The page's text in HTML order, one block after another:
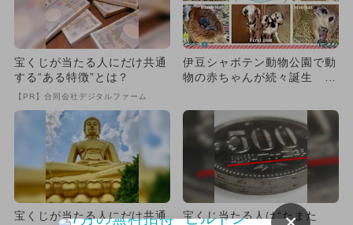
宝くじが当たる人にだけ共通
する“ある特徴”とは？
【PR】合同会社デジタルファーム
伊豆シャボテン動物公園で動
物の赤ちゃんが続々誕生 か
宝くじが当たる人にだけ共通
宝くじ当たる人は“たまた